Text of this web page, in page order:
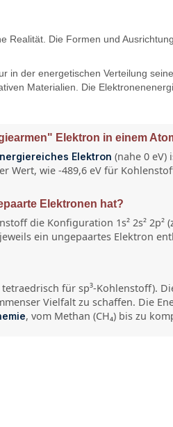
Die Formen und
der energetischen Verteilung
Materialien. Die
Elektron in einem
Elektron (nahe 0 eV)
Wert, wie -489,6 eV für
Elektronen hat?
die Konfiguration 1s² 2s²
ein ungepaartes Elektron
tetraedrisch für sp³-Kohlenstoff).
Vielfalt zu schaffen. Die
, vom Methan (CH₄) bis zu